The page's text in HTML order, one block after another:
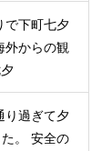
で下町七夕
外からの観
り過ぎて夕
。 安全の